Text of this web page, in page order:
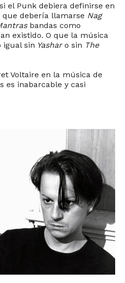
el Punk debiera definirse en
debería llamarse Nag
bandas como
existido. O que la música
igual sin Yasharo sin The
Voltaire en la música de
es inabarcable y casi